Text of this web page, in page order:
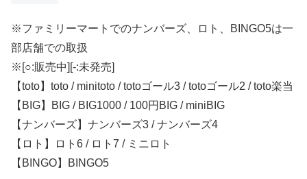
※ファミリーマートでのナンバーズ、ロト、BINGO5は一
部店舗での取扱
※[○:販売中][-:未発売]
【toto】toto / minitoto / totoゴール3 / totoゴール2 / toto楽当
【BIG】BIG / BIG1000 / 100円BIG / miniBIG
【ナンバーズ】ナンバーズ3 / ナンバーズ4
【ロト】ロト6 / ロト7 / ミニロト
【BINGO】BINGO5